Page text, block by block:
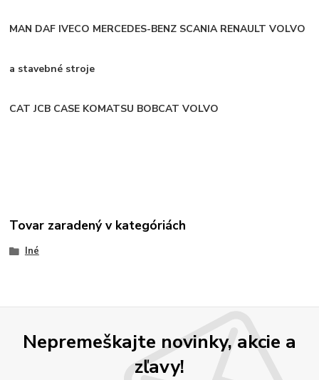
MAN DAF IVECO MERCEDES-BENZ SCANIA RENAULT VOLVO
a stavebné stroje
CAT JCB CASE KOMATSU BOBCAT VOLVO
Tovar zaradený v kategóriách
Iné
Nepremeškajte novinky, akcie a
zľavy!